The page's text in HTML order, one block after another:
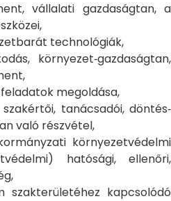
vállalati gazdaságtan, a
technológiák,
környezet‐gazdaságtan,
megoldása,
tanácsadói, döntés‐
való részvétel,
környezetvédelmi
hatósági, ellenőri,
szakterületéhez kapcsolódó